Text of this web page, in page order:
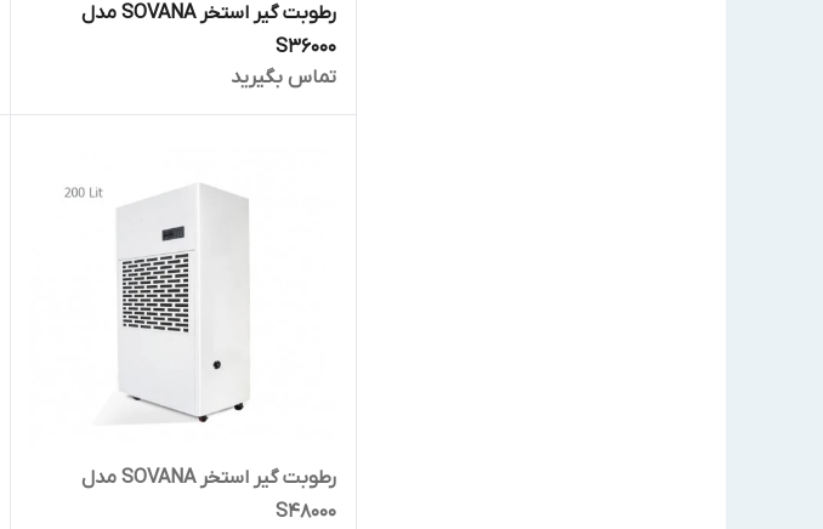
رطوبت گیر استخر SOVANA مدل
S36000
تماس بگیرید
رطوبت گیر استخر SOVANA مدل
S48000